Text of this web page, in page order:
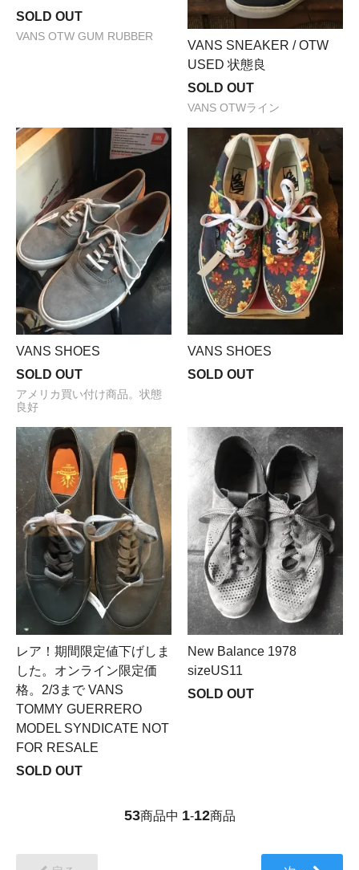
SOLD OUT
VANS OTW GUM RUBBER
VANS SNEAKER / OTW
USED 状態良
SOLD OUT
VANS OTWライン
VANS SHOES
SOLD OUT
アメリカ買い付け商品。状態
良好
VANS SHOES
SOLD OUT
レア！期間限定値下げしま
した。オンライン限定価
格。2/3まで VANS
TOMMY GUERRERO
MODEL SYNDICATE NOT
FOR RESALE
SOLD OUT
New Balance 1978
sizeUS11
SOLD OUT
53商品中 1-12商品